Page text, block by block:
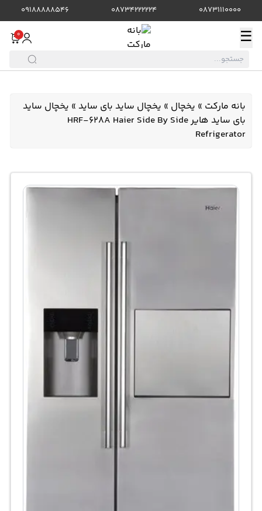
08731110000
08734222224
09188888546
☰
0
بانه مارکت » یخچال » یخچال ساید بای ساید» یخچال ساید
بای ساید هایر HRF-628A Haier Side By Side
Refrigerator